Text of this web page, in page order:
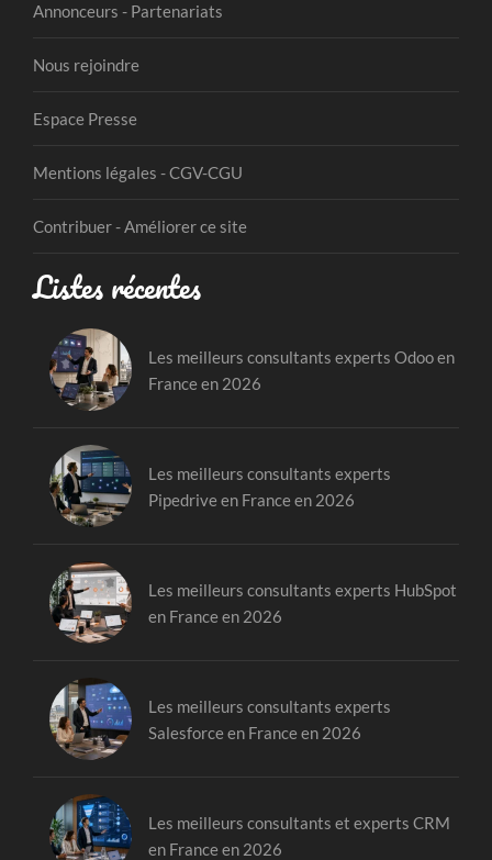
Annonceurs - Partenariats
Nous rejoindre
Espace Presse
Mentions légales - CGV-CGU
Contribuer - Améliorer ce site
Listes récentes
Les meilleurs consultants experts Odoo en
France en 2026
Les meilleurs consultants experts
Pipedrive en France en 2026
Les meilleurs consultants experts HubSpot
en France en 2026
Les meilleurs consultants experts
Salesforce en France en 2026
Les meilleurs consultants et experts CRM
en France en 2026